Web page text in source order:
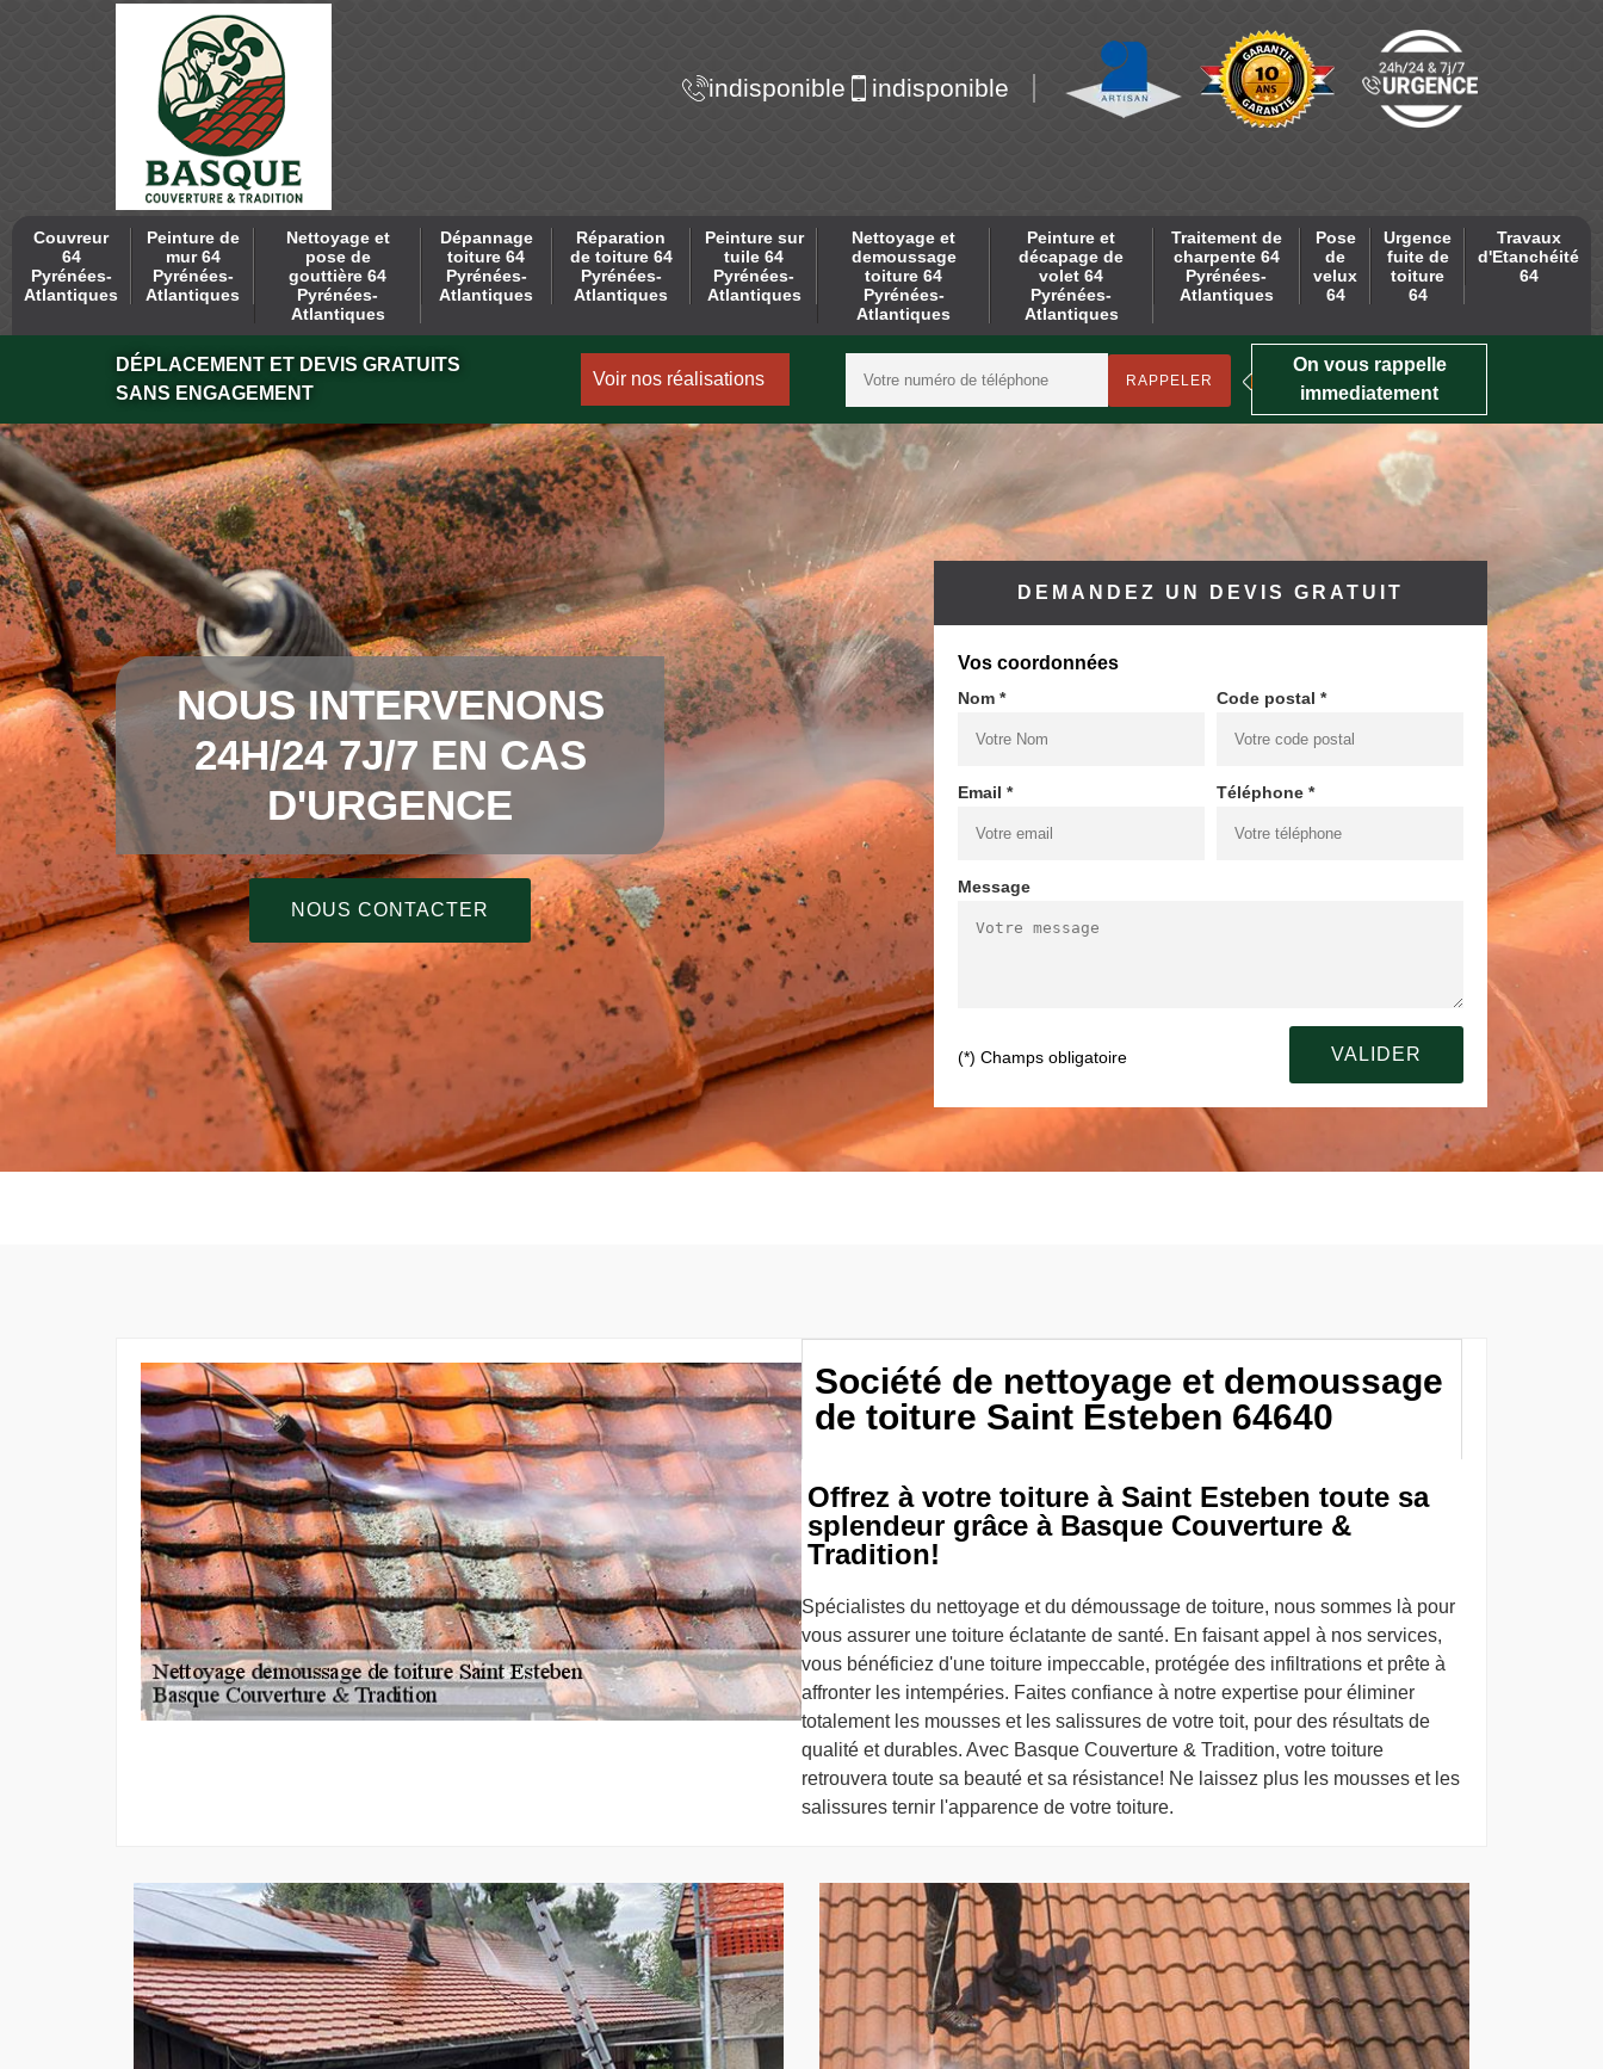
indisponible indisponible
Couvreur
64
Pyrénées-
Atlantiques
Peinture de
mur 64
Pyrénées-
Atlantiques
Nettoyage et
pose de
gouttière 64
Pyrénées-
Atlantiques
Dépannage
toiture 64
Pyrénées-
Atlantiques
Réparation
de toiture 64
Pyrénées-
Atlantiques
Peinture sur
tuile 64
Pyrénées-
Atlantiques
Nettoyage et
demoussage
toiture 64
Pyrénées-
Atlantiques
Peinture et
décapage de
volet 64
Pyrénées-
Atlantiques
Traitement de
charpente 64
Pyrénées-
Atlantiques
Pose
de
velux
64
Urgence
fuite de
toiture
64
Travaux
d'Etanchéité
64
DÉPLACEMENT ET DEVIS GRATUITS
SANS ENGAGEMENT
Voir nos réalisations
On vous rappelle
immediatement
NOUS INTERVENONS
24H/24 7J/7 EN CAS
D'URGENCE
NOUS CONTACTER
DEMANDEZ UN DEVIS GRATUIT
Vos coordonnées
Nom * Code postal *
Email * Téléphone *
Message
(*) Champs obligatoire
Société de nettoyage et demoussage
de toiture Saint Esteben 64640
Offrez à votre toiture à Saint Esteben toute sa
splendeur grâce à Basque Couverture &
Tradition!
Spécialistes du nettoyage et du démoussage de toiture, nous sommes là pour
vous assurer une toiture éclatante de santé. En faisant appel à nos services,
vous bénéficiez d'une toiture impeccable, protégée des infiltrations et prête à
affronter les intempéries. Faites confiance à notre expertise pour éliminer
totalement les mousses et les salissures de votre toit, pour des résultats de
qualité et durables. Avec Basque Couverture & Tradition, votre toiture
retrouvera toute sa beauté et sa résistance! Ne laissez plus les mousses et les
salissures ternir l'apparence de votre toiture.